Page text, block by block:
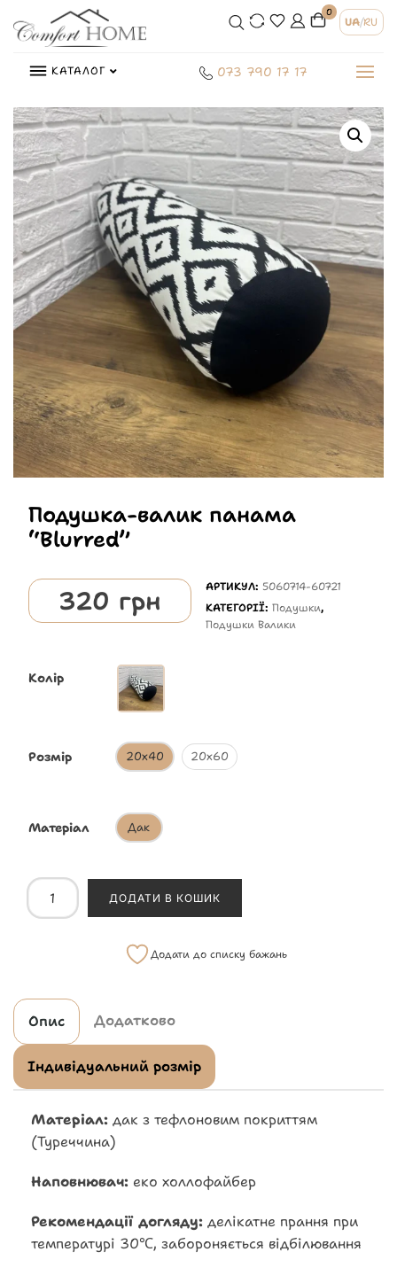
0
UA/RU
КАТАЛОГ 073 790 17 17
Подушка-валик панама
“Blurred”
320 грн АРТИКУЛ: 5060714-60721
КАТЕГОРІЇ:Подушки,
Подушки Валики
Колір
Розмір 20х40 20х60
Матеріал Дак
ДОДАТИ В КОШИК
Додати до списку бажань
Опис Додатково
Індивідуальний розмір
Матеріал: дак з тефлоновим покриттям
(Туреччина)
Наповнювач: еко холлофайбер
Рекомендації догляду: делікатне прання при
температурі 30℃, забороняється відбілювання